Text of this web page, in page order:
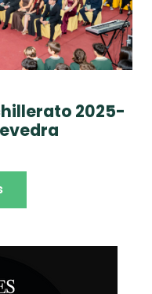
2025-